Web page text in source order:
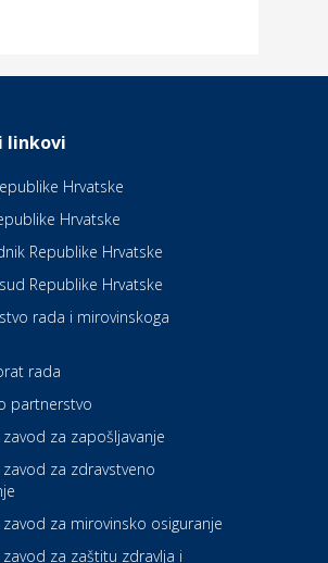
toplice – ljekovita
i edukacija
Kerempuh
i edukacija
ZKM
i tehnika
i osiguranje
linkovi
Hrvatske
Hrvatske
Republike Hrvatske
Republike Hrvatske
rada i mirovinskoga
rada
partnerstvo
zavod za zapošljavanje
zavod za zdravstveno
zavod za mirovinsko osiguranje
zavod za zaštitu zdravlja i